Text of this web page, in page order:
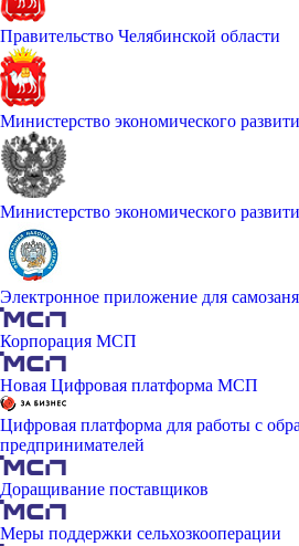
Правительство Челябинской области
Министерство экономического
Министерство экономического
Электронное приложение для
Корпорация МСП
Новая Цифровая платформа МСП
Цифровая платформа для работы с
предпринимателей
Доращивание поставщиков
Меры поддержки сельхозкооперации